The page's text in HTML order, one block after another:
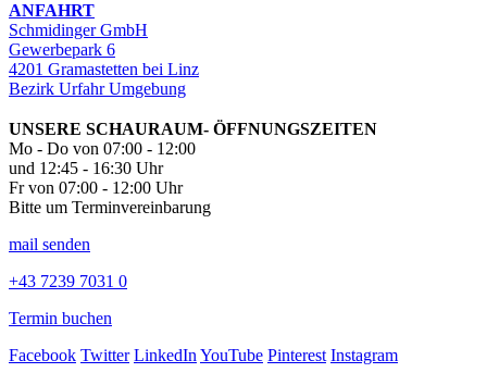
ANFAHRT
Schmidinger GmbH
Gewerbepark 6
4201 Gramastetten bei Linz
Bezirk Urfahr Umgebung
UNSERE SCHAURAUM- ÖFFNUNGSZEITEN
Mo - Do von 07:00 - 12:00
und 12:45 - 16:30 Uhr
Fr von 07:00 - 12:00 Uhr
Bitte um Terminvereinbarung
mail senden
+43 7239 7031 0
Termin buchen
Facebook Twitter LinkedInYouTube Pinterest Instagram